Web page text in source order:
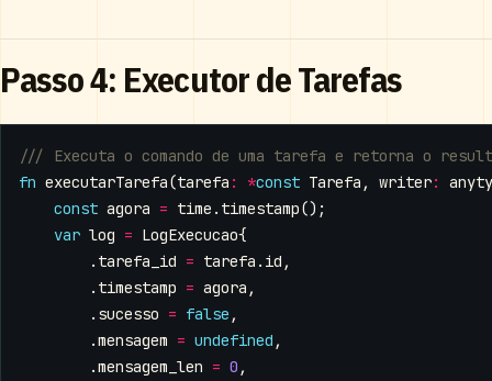
Passo 4: Executor de Tarefas
fn executarTarefa(tarefa : *const Tarefa , writer:
const agora = time . timestamp();
var log = LogExecucao{
. tarefa_id = tarefa . id ,
. timestamp = agora ,
. sucesso = false ,
.mensagem = undefined ,
.mensagem_len = 0 ,